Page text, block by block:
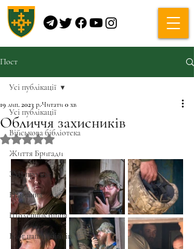
Пост
Усі публікації
Військова бібліотека
Життя Бригади
ЗМІ про нас
Навчання
Щоденник бійця
Блог наших бійців
Усі публікації
Обличчя захисників
19 лип. 2023 р.Читати 0 хв
Оцінка: NaN з 5 зірок.